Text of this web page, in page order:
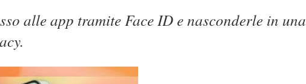
alle app tramite Face ID e nasconderle in una